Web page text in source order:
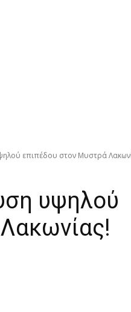
επιπέδου στον Μυστρά
υψηλού